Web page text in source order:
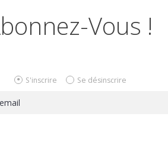
Vous !
S'inscrire Se désinscrire